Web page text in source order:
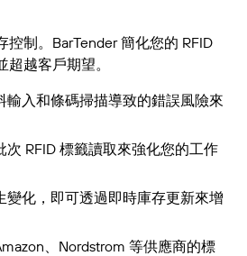
制。BarTender 簡化您的 RFID
越客戶期望。
輸入和條碼掃描導致的錯誤風險來
次 RFID 標籤讀取來強化您的工作
變化，即可透過即時庫存更新來增
、Nordstrom 等供應商的標